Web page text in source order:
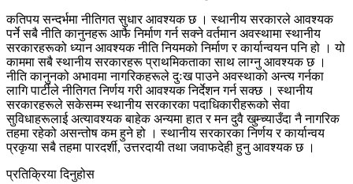
कतिपय सन्दर्भमा नीतिगत सुधार आवश्यक छ । स्थानीय सरकारले आवश्यक
पर्ने सबै नीति कानुनहरू आफै निर्माण गर्न सक्ने वर्तमान अवस्थामा स्थानीय
सरकारहरूको ध्यान आवश्यक नीति नियमको निर्माण र कार्यान्वयन पनि हो । यो
काममा सबै स्थानीय सरकारहरू प्राथमिकताका साथ लाग्नु आवश्यक छ ।
नीति कानुनको अभावमा नागरिकहरूले दुःख पाउने अवस्थाको अन्त्य गर्नका
लागि पार्टीले नीतिगत निर्णय गरी आवश्यक निर्देशन गर्न सक्छ । स्थानीय
सरकारहरूले सकेसम्म स्थानीय सरकारका पदाधिकारीहरूको सेवा
सुविधाहरूलाई अत्यावश्यक बाहेक अन्यमा हात र मन दुवै खुम्च्याउँदा नै नागरिक
तहमा रहेको असन्तोष कम हुने हो । स्थानीय सरकारका निर्णय र कार्यान्वय
प्रकृया सबै तहमा पारदर्शी, उत्तरदायी तथा जवाफदेही हुनु आवश्यक छ ।
प्रतिक्रिया दिनुहोस